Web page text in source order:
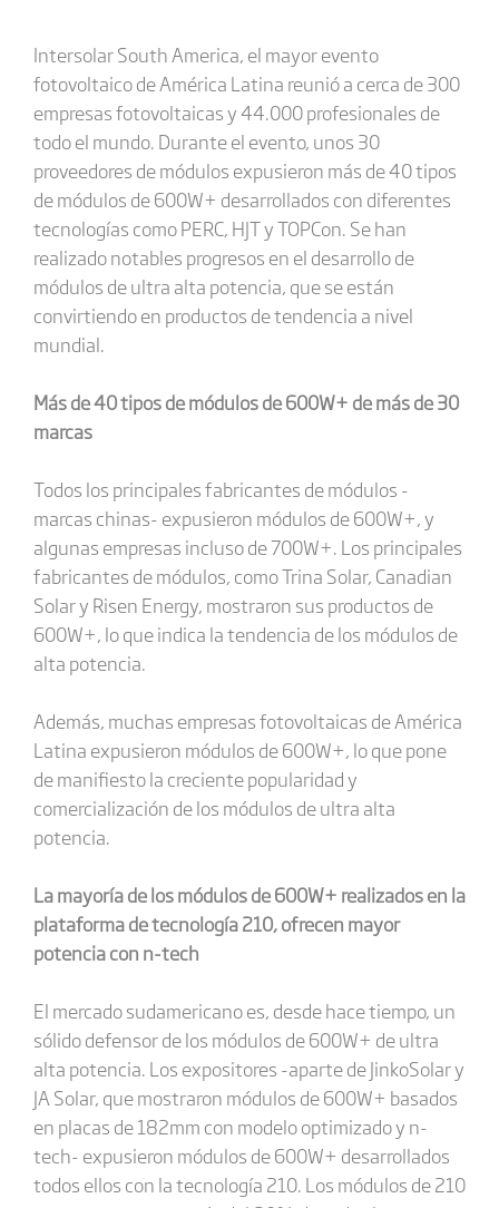
Intersolar South America, el mayor evento
fotovoltaico de América Latina reunió a cerca de 300
empresas fotovoltaicas y 44.000 profesionales de
todo el mundo. Durante el evento, unos 30
proveedores de módulos expusieron más de 40 tipos
de módulos de 600W+ desarrollados con diferentes
tecnologías como PERC, HJT y TOPCon. Se han
realizado notables progresos en el desarrollo de
módulos de ultra alta potencia, que se están
convirtiendo en productos de tendencia a nivel
mundial.
Más de 40 tipos de módulos de 600W+ de más de 30
marcas
Todos los principales fabricantes de módulos -
marcas chinas- expusieron módulos de 600W+, y
algunas empresas incluso de 700W+. Los principales
fabricantes de módulos, como Trina Solar, Canadian
Solar y Risen Energy, mostraron sus productos de
600W+, lo que indica la tendencia de los módulos de
alta potencia.
Además, muchas empresas fotovoltaicas de América
Latina expusieron módulos de 600W+, lo que pone
de manifiesto la creciente popularidad y
comercialización de los módulos de ultra alta
potencia.
La mayoría de los módulos de 600W+ realizados en la
plataforma de tecnología 210, ofrecen mayor
potencia con n-tech
El mercado sudamericano es, desde hace tiempo, un
sólido defensor de los módulos de 600W+ de ultra
alta potencia. Los expositores -aparte de JinkoSolar y
JA Solar, que mostraron módulos de 600W+ basados
en placas de 182mm con modelo optimizado y n-
tech- expusieron módulos de 600W+ desarrollados
todos ellos con la tecnología 210. Los módulos de 210